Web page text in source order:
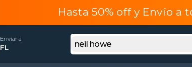
Hasta 50% off y Envío a
Enviar a
FL